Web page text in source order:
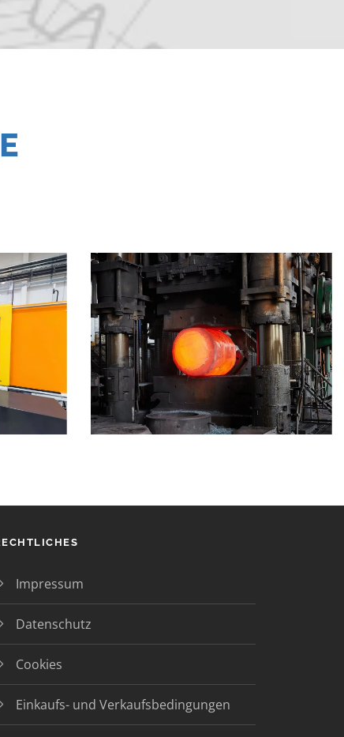
STAHLPRODUKTION
Impressum
Datenschutz
Cookies
Einkaufs- und Verkaufsbedingungen